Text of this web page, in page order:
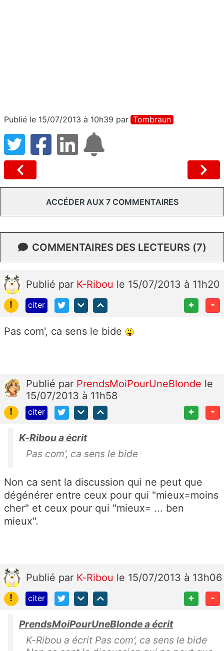
Publié le 15/07/2013 à 10h39 par Tombraun
ACCÉDER AUX 7 COMMENTAIRES
COMMENTAIRES DES LECTEURS (7)
Publié par K-Ribou le 15/07/2013 à 11h20
!
citer + -
Pas com', ca sens le bide
Publié par PrendsMoiPourUneBlonde le
15/07/2013 à 11h58
!
citer + -
K-Ribou a écrit
Pas com', ca sens le bide
Non ca sent la discussion qui ne peut que
dégénérer entre ceux pour qui "mieux=moins
cher" et ceux pour qui "mieux= ... ben
mieux".
Publié par K-Ribou le 15/07/2013 à 13h06
!
citer + -
PrendsMoiPourUneBlonde a écrit
K-Ribou a écrit Pas com', ca sens le bide